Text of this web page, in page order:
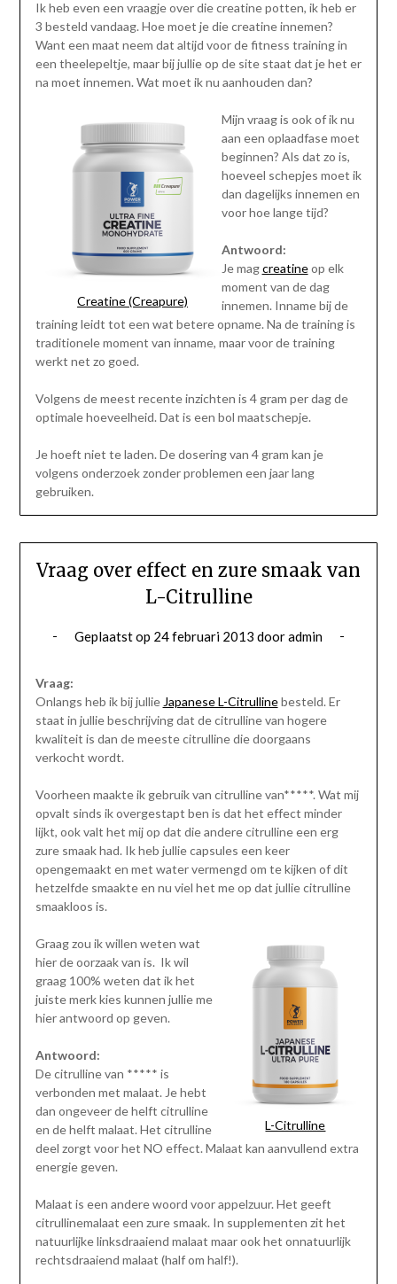
Ik heb even een vraagje over die creatine potten, ik heb er
3 besteld vandaag. Hoe moet je die creatine innemen?
Want een maat neem dat altijd voor de fitness training in
een theelepeltje, maar bij jullie op de site staat dat je het er
na moet innemen. Wat moet ik nu aanhouden dan?
Creatine (Creapure)
Mijn vraag is ook of ik nu
aan een oplaadfase moet
beginnen? Als dat zo is,
hoeveel schepjes moet ik
dan dagelijks innemen en
voor hoe lange tijd?
Antwoord:
Je magcreatineop elk
moment van de dag
innemen. Inname bij de
training leidt tot een wat betere opname. Na de training is
traditionele moment van inname, maar voor de training
werkt net zo goed.
Volgens de meest recente inzichten is 4 gram per dag de
optimale hoeveelheid. Dat is een bol maatschepje.
Je hoeft niet te laden. De dosering van 4 gram kan je
volgens onderzoek zonder problemen een jaar lang
gebruiken.
Vraag over effect en zure smaak van
L-Citrulline
Geplaatst op 24 februari 2013 dooradmin
Vraag:
Onlangs heb ik bij jullie Japanese L-Citrullinebesteld. Er
staat in jullie beschrijving dat de citrulline van hogere
kwaliteit is dan de meeste citrulline die doorgaans
verkocht wordt.
Voorheen maakte ik gebruik van citrulline van*****. Wat mij
opvalt sinds ik overgestapt ben is dat het effect minder
lijkt, ook valt het mij op dat die andere citrulline een erg
zure smaak had. Ik heb jullie capsules een keer
opengemaakt en met water vermengd om te kijken of dit
hetzelfde smaakte en nu viel het me op dat jullie citrulline
smaakloos is.
L-Citrulline
Graag zou ik willen weten wat
hier de oorzaak van is. Ik wil
graag 100% weten dat ik het
juiste merk kies kunnen jullie me
hier antwoord op geven.
Antwoord:
De citrulline van ***** is
verbonden met malaat. Je hebt
dan ongeveer de helft citrulline
en de helft malaat. Het citrulline
deel zorgt voor het NO effect. Malaat kan aanvullend extra
energie geven.
Malaat is een andere woord voor appelzuur. Het geeft
citrullinemalaat een zure smaak. In supplementen zit het
natuurlijke linksdraaiend malaat maar ook het onnatuurlijk
rechtsdraaiend malaat (half om half!).